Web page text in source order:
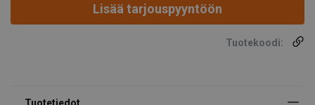
Lisää tarjouspyyntöön
Tuotekoodi: